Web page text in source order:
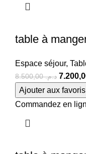
table à
Espace séjour,
د.م.8.500,00
Ajouter aux favoris
Commandez en